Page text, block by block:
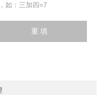
如：三加四=7